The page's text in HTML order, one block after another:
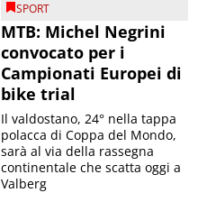
SPORT
MTB: Michel Negrini
convocato per i
Campionati Europei di
bike trial
Il valdostano, 24° nella tappa
polacca di Coppa del Mondo,
sarà al via della rassegna
continentale che scatta oggi a
Valberg